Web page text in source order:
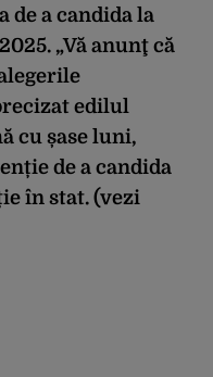
de a candida la
„Vă anunţ că
edilul
cu șase luni,
de a candida
în stat. (vezi